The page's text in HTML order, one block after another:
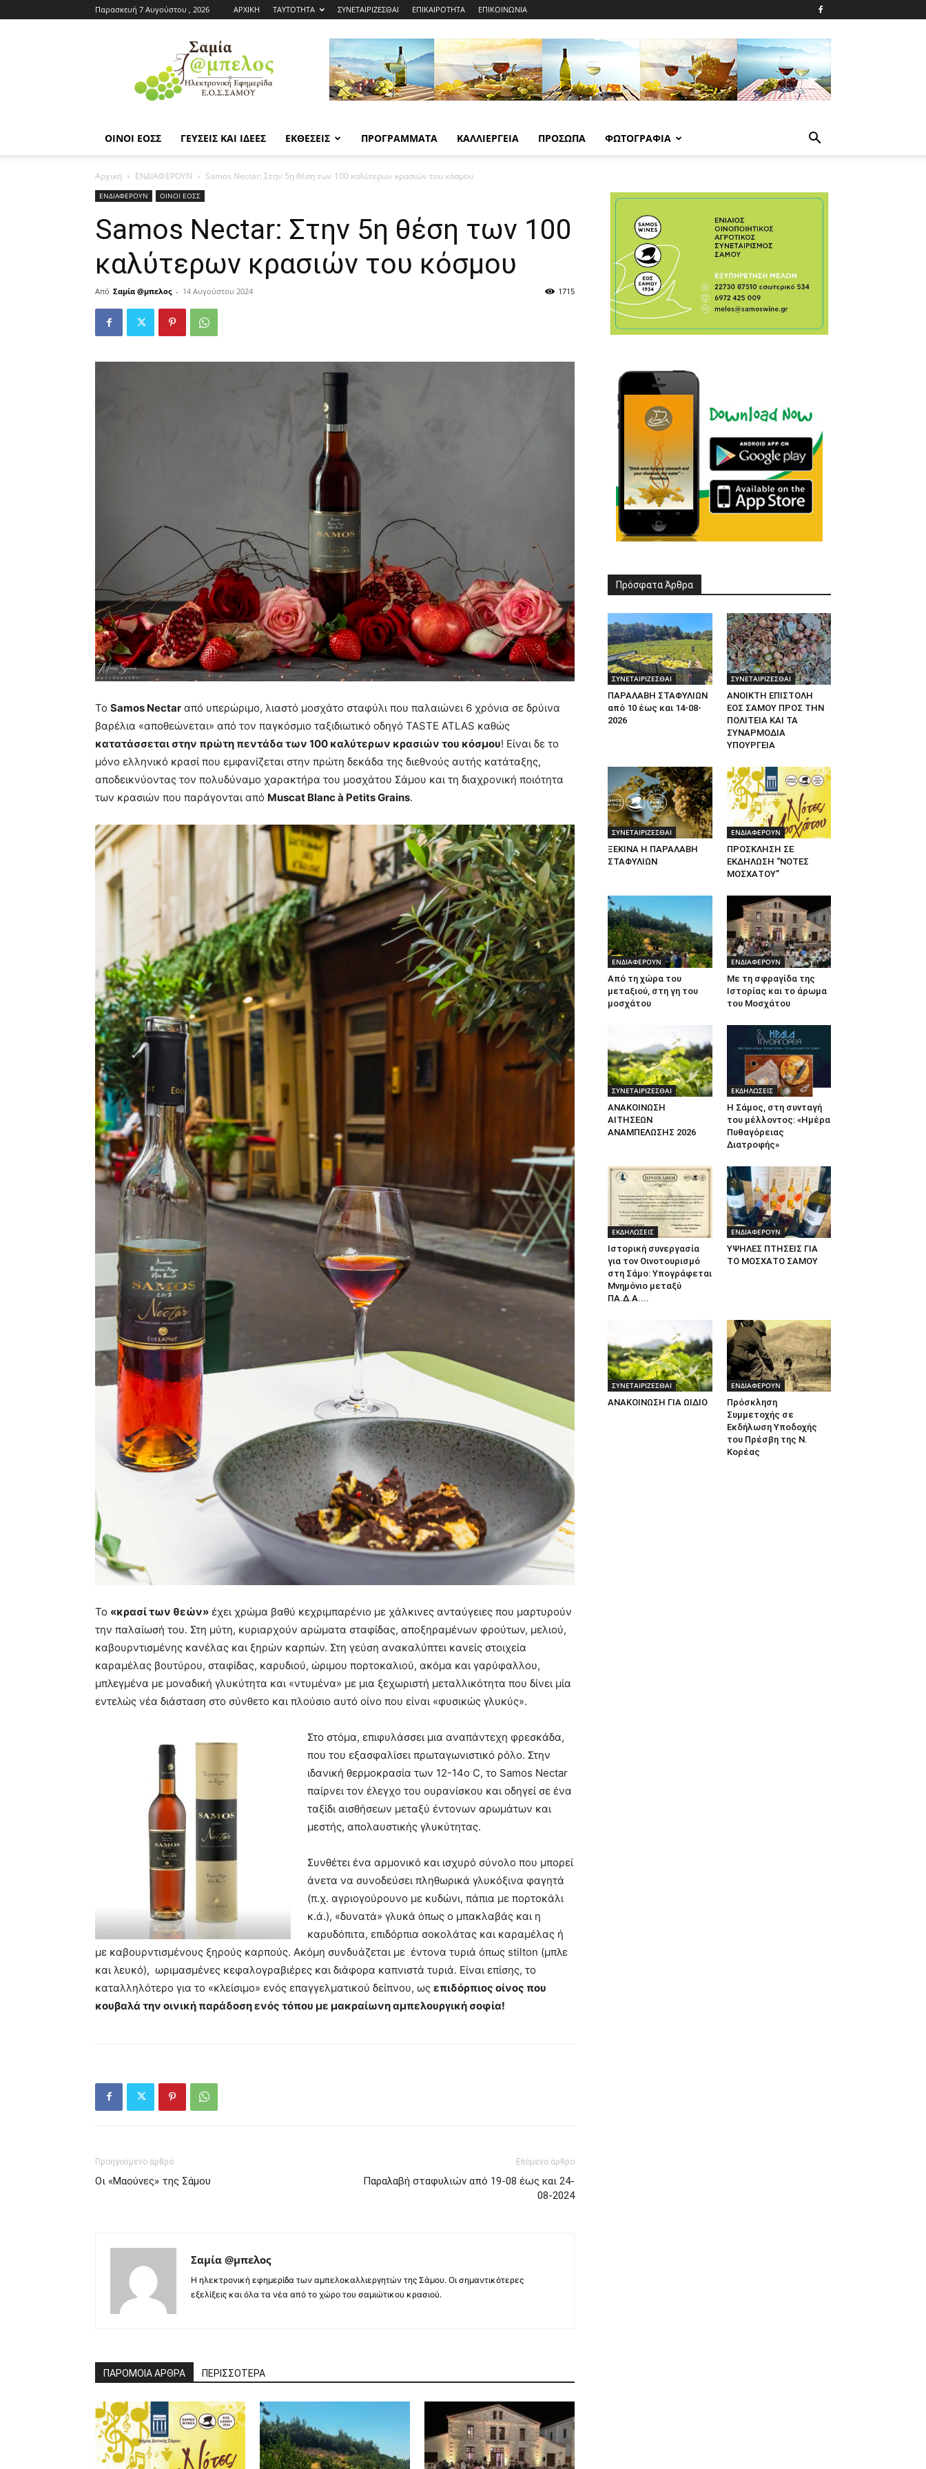
Παρασκευή 7 Αυγούστου , 2026 ΑΡΧΙΚΗ ΤΑΥΤΟΤΗΤΑ ΣΥΝΕΤΑΙΡΙΖΕΣΘΑΙ ΕΠΙΚΑΙΡΟΤΗΤΑ ΕΠΙΚΟΙΝΩΝΙΑ
Εφημερίδα
ΕΟΣΣ
|
Σαμία
ΟΙΝΟΙ ΕΟΣΣ ΓΕΥΣΕΙΣ ΚΑΙ ΙΔΕΕΣ ΕΚΘΕΣΕΙΣ ΠΡΟΓΡΑΜΜΑΤΑ ΚΑΛΛΙΕΡΓΕΙΑ ΠΡΟΣΩΠΑ ΦΩΤΟΓΡΑΦΙΑ
Αρχική ΕΝΔΙΑΦΕΡΟΥΝ Samos Nectar: Στην 5η θέση των 100 καλύτερων κρασιών του κόσμου
ΕΝΔΙΑΦΕΡΟΥΝ ΟΙΝΟΙ ΕΟΣΣ
Samos Nectar: Στην 5η θέση των 100
καλύτερων κρασιών του κόσμου
Από Σαμία @μπελος - 14 Αυγούστου 2024 1715
Το Samos Nectar από υπερώριμο, λιαστό μοσχάτο σταφύλι που παλαιώνει 6 χρόνια σε δρύινα
βαρέλια «αποθεώνεται» από τον παγκόσμιο ταξιδιωτικό οδηγό TASTE ATLAS καθώς
κατατάσσεται στην πρώτη πεντάδα των 100 καλύτερων κρασιών του κόσμου! Είναι δε το
μόνο ελληνικό κρασί που εμφανίζεται στην πρώτη δεκάδα της διεθνούς αυτής κατάταξης,
αποδεικνύοντας τον πολυδύναμο χαρακτήρα του μοσχάτου Σάμου και τη διαχρονική ποιότητα
των κρασιών που παράγονται από Muscat Blanc à Petits Grains.
Το «κρασί των θεών» έχει χρώμα βαθύ κεχριμπαρένιο με χάλκινες ανταύγειες που μαρτυρούν
την παλαίωσή του. Στη μύτη, κυριαρχούν αρώματα σταφίδας, αποξηραμένων φρούτων, μελιού,
καβουρντισμένης κανέλας και ξηρών καρπών. Στη γεύση ανακαλύπτει κανείς στοιχεία
καραμέλας βουτύρου, σταφίδας, καρυδιού, ώριμου πορτοκαλιού, ακόμα και γαρύφαλλου,
μπλεγμένα με μοναδική γλυκύτητα και «ντυμένα» με μια ξεχωριστή μεταλλικότητα που δίνει μία
εντελώς νέα διάσταση στο σύνθετο και πλούσιο αυτό οίνο που είναι «φυσικώς γλυκύς».
Στο στόμα, επιφυλάσσει μια αναπάντεχη φρεσκάδα,
που του εξασφαλίσει πρωταγωνιστικό ρόλο. Στην
ιδανική θερμοκρασία των 12-14ο C, το Samos Nectar
παίρνει τον έλεγχο του ουρανίσκου και οδηγεί σε ένα
ταξίδι αισθήσεων μεταξύ έντονων αρωμάτων και
μεστής, απολαυστικής γλυκύτητας.
Συνθέτει ένα αρμονικό και ισχυρό σύνολο που μπορεί
άνετα να συνοδεύσει πληθωρικά γλυκόξινα φαγητά
(π.χ. αγριογούρουνο με κυδώνι, πάπια με πορτοκάλι
κ.ά.), «δυνατά» γλυκά όπως ο μπακλαβάς και η
καρυδόπιτα, επιδόρπια σοκολάτας και καραμέλας ή
με καβουρντισμένους ξηρούς καρπούς. Ακόμη συνδυάζεται με έντονα τυριά όπως stilton (μπλε
και λευκό), ωριμασμένες κεφαλογραβιέρες και διάφορα καπνιστά τυριά. Είναι επίσης, το
καταλληλότερο για το «κλείσιμο» ενός επαγγελματικού δείπνου, ως επιδόρπιος οίνος που
κουβαλά την οινική παράδοση ενός τόπου με μακραίωνη αμπελουργική σοφία!
Προηγούμενο άρθρο
Οι «Μαούνες» της Σάμου
Επόμενο άρθρο
Παραλαβή σταφυλιών από 19-08 έως και 24-
08-2024
Σαμία @μπελος
Η ηλεκτρονική εφημερίδα των αμπελοκαλλιεργητών της Σάμου. Οι σημαντικότερες
εξελίξεις και όλα τα νέα από το χώρο του σαμιώτικου κρασιού.
ΠΑΡΟΜΟΙΑ ΑΡΘΡΑ ΠΕΡΙΣΣΟΤΕΡΑ
Πρόσφατα Άρθρα
ΣΥΝΕΤΑΙΡΙΖΕΣΘΑΙ
ΠΑΡΑΛΑΒΗ ΣΤΑΦΥΛΙΩΝ
από 10 έως και 14-08-
2026
ΣΥΝΕΤΑΙΡΙΖΕΣΘΑΙ
ΑΝΟΙΚΤΗ ΕΠΙΣΤΟΛΗ
ΕΟΣ ΣΑΜΟΥ ΠΡΟΣ ΤΗΝ
ΠΟΛΙΤΕΙΑ ΚΑΙ ΤΑ
ΣΥΝΑΡΜΟΔΙΑ
ΥΠΟΥΡΓΕΙΑ
ΣΥΝΕΤΑΙΡΙΖΕΣΘΑΙ
ΞΕΚΙΝΑ Η ΠΑΡΑΛΑΒΗ
ΣΤΑΦΥΛΙΩΝ
ΕΝΔΙΑΦΕΡΟΥΝ
ΠΡΟΣΚΛΗΣΗ ΣΕ
ΕΚΔΗΛΩΣΗ “ΝΟΤΕΣ
ΜΟΣΧΑΤΟΥ”
ΕΝΔΙΑΦΕΡΟΥΝ
Από τη χώρα του
μεταξιού, στη γη του
μοσχάτου
ΕΝΔΙΑΦΕΡΟΥΝ
Με τη σφραγίδα της
Ιστορίας και το άρωμα
του Μοσχάτου
ΣΥΝΕΤΑΙΡΙΖΕΣΘΑΙ
ΑΝΑΚΟΙΝΩΣΗ
ΑΙΤΗΣΕΩΝ
ΑΝΑΜΠΕΛΩΣΗΣ 2026
ΕΚΔΗΛΩΣΕΙΣ
Η Σάμος, στη συνταγή
του μέλλοντος: «Ημέρα
Πυθαγόρειας
Διατροφής»
ΕΚΔΗΛΩΣΕΙΣ
Ιστορική συνεργασία
για τον Οινοτουρισμό
στη Σάμο: Υπογράφεται
Μνημόνιο μεταξύ
ΠΑ.Δ.Α....
ΕΝΔΙΑΦΕΡΟΥΝ
ΥΨΗΛΕΣ ΠΤΗΣΕΙΣ ΓΙΑ
ΤΟ ΜΟΣΧΑΤΟ ΣΑΜΟΥ
ΣΥΝΕΤΑΙΡΙΖΕΣΘΑΙ
ΑΝΑΚΟΙΝΩΣΗ ΓΙΑ ΩΙΔΙΟ
ΕΝΔΙΑΦΕΡΟΥΝ
Πρόσκληση
Συμμετοχής σε
Εκδήλωση Υποδοχής
του Πρέσβη της Ν.
Κορέας